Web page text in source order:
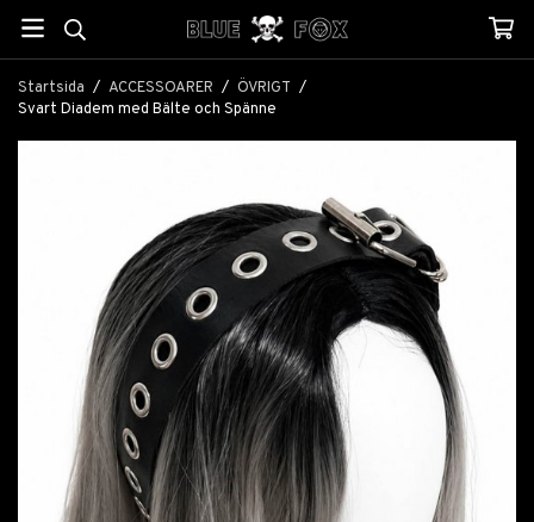
Startsida / ACCESSOARER / ÖVRIGT /
Svart Diadem med Bälte och Spänne